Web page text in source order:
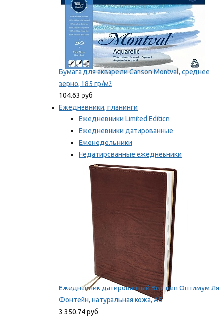
Бумага для акварели Canson Montval, среднее
зерно, 185 гр/м2
104.63 руб
Ежедневники, планинги
Ежедневники Limited Edition
Ежедневники датированные
Еженедельники
Недатированные ежедневники
Планинги
Мы рекомендуем
Ежедневник датированный Brunnen Оптимум Ля
Фонтейн, натуральная кожа, А5
3 350.74 руб